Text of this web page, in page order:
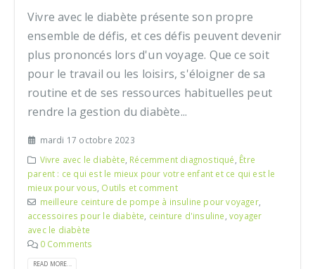
Vivre avec le diabète présente son propre
ensemble de défis, et ces défis peuvent devenir
plus prononcés lors d'un voyage. Que ce soit
pour le travail ou les loisirs, s'éloigner de sa
routine et de ses ressources habituelles peut
rendre la gestion du diabète...
mardi 17 octobre 2023
Vivre avec le diabète Récemment diagnostiqué Être
parent : ce qui est le mieux pour votre enfant et ce qui est le
mieux pour vous Outils et comment
meilleure ceinture de pompe à insuline pour voyager,
accessoires pour le diabète ceinture d'insuline ,voyager
avec le diabète
0 Comments
READ MORE...